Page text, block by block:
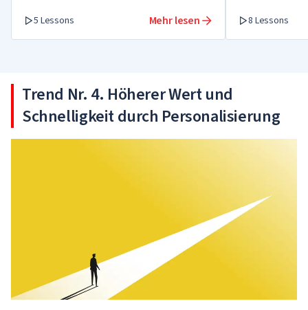
5 Lessons Mehr lesen 8 Lessons
Trend Nr. 4. Höherer Wert und
Schnelligkeit durch Personalisierung